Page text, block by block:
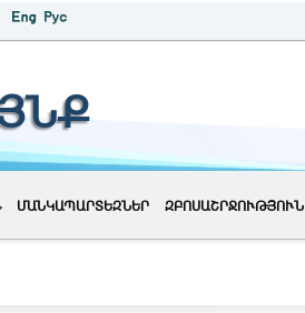
ՄԱՆԿԱՊԱՐՏԵԶՆԵՐ ԶԲՈՍԱՇՐՋՈՒԹՅՈՒՆ